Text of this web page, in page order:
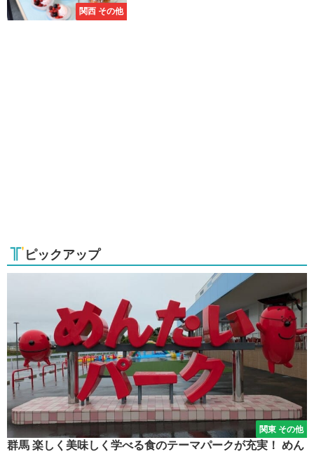
関西 その他
ピックアップ
関東 その他
群馬 楽しく美味しく学べる食のテーマパークが充実！ めん